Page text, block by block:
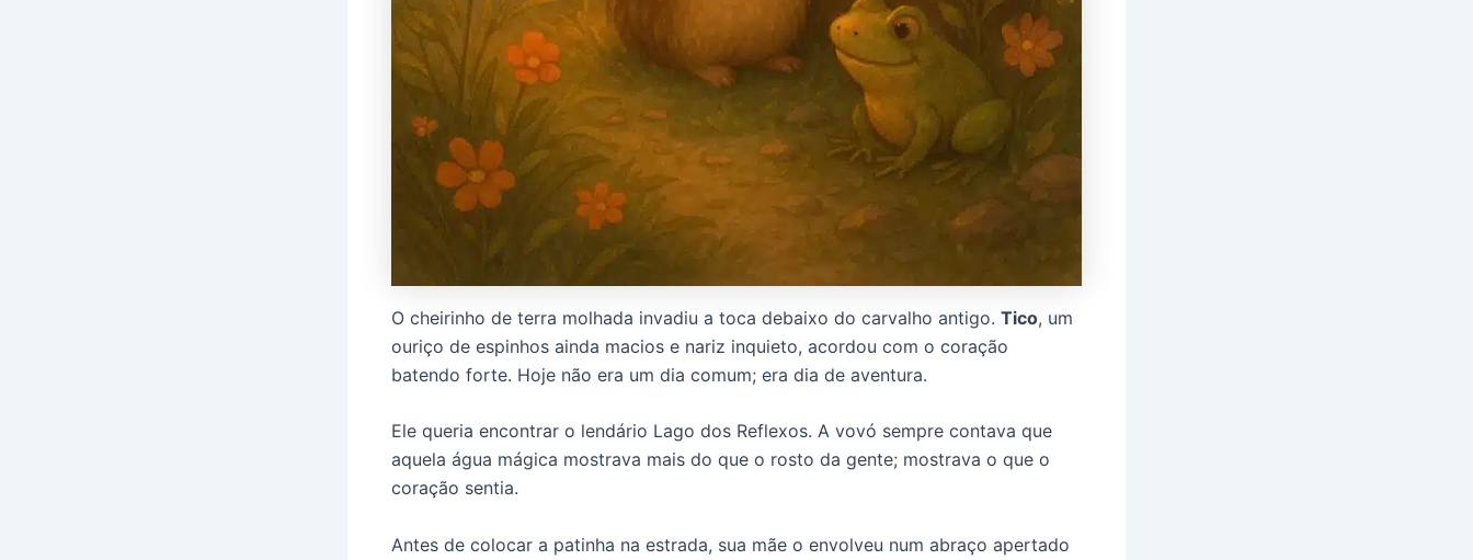
O cheirinho de terra molhada invadiu a toca debaixo do carvalho antigo. Tico, um
ouriço de espinhos ainda macios e nariz inquieto, acordou com o coração
batendo forte. Hoje não era um dia comum; era dia de aventura.
Ele queria encontrar o lendário Lago dos Reflexos. A vovó sempre contava que
aquela água mágica mostrava mais do que o rosto da gente; mostrava o que o
coração sentia.
Antes de colocar a patinha na estrada, sua mãe o envolveu num abraço apertado